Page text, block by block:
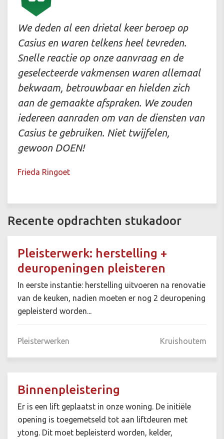
We deden al een drietal keer beroep op
Casius en waren telkens heel tevreden.
Snelle reactie op onze aanvraag en de
geselecteerde vakmensen waren allemaal
bekwaam, betrouwbaar en hielden zich
aan de gemaakte afspraken. We zouden
iedereen aanraden om van de diensten van
Casius te gebruiken. Niet twijfelen,
gewoon DOEN!
Frieda Ringoet
Recente opdrachten stukadoor
Pleisterwerk: herstelling +
deuropeningen pleisteren
In eerste instantie: herstelling uitvoeren na renovatie
van de keuken, nadien moeten er nog 2 deuropening
gepleisterd worden...
Pleisterwerken Kruishoutem
Binnenpleistering
Er is een lift geplaatst in onze woning. De initiële
opening is toegemetseld tot aan liftdeuren met
ytong. Dit moet bepleisterd worden, kelder,